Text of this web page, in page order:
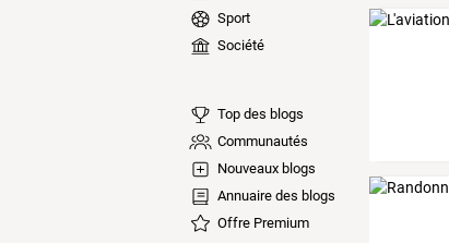
Sport
Société
Top des blogs
Communautés
Nouveaux blogs
Annuaire des blogs
Offre Premium